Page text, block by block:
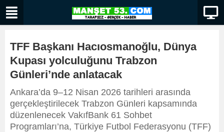
TFF Başkanı Hacıosmanoğlu, Dünya
Kupası yolculuğunu Trabzon
Günleri’nde anlatacak
Ankara’da 9–12 Nisan 2026 tarihleri arasında
gerçekleştirilecek Trabzon Günleri kapsamında
düzenlenecek VakıfBank 61 Sohbet
Programları’na, Türkiye Futbol Federasyonu (TFF)